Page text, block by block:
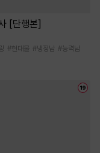
[단행본]
#현대물 #냉정남 #능력남